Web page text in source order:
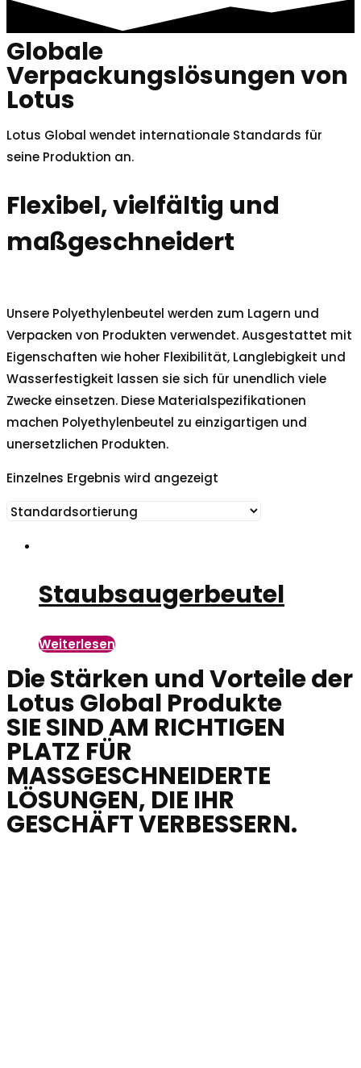
Globale
Verpackungslösungen von
Lotus
Lotus Global wendet internationale Standards für
seine Produktion an.
Flexibel, vielfältig und
maßgeschneidert
Unsere Polyethylenbeutel werden zum Lagern und
Verpacken von Produkten verwendet. Ausgestattet mit
Eigenschaften wie hoher Flexibilität, Langlebigkeit und
Wasserfestigkeit lassen sie sich für unendlich viele
Zwecke einsetzen. Diese Materialspezifikationen
machen Polyethylenbeutel zu einzigartigen und
unersetzlichen Produkten.
Einzelnes Ergebnis wird angezeigt
Staubsaugerbeutel
Weiterlesen
Die Stärken und Vorteile der
Lotus Global Produkte
SIE SIND AM RICHTIGEN
PLATZ FÜR
MASSGESCHNEIDERTE
LÖSUNGEN, DIE IHR
GESCHÄFT VERBESSERN.